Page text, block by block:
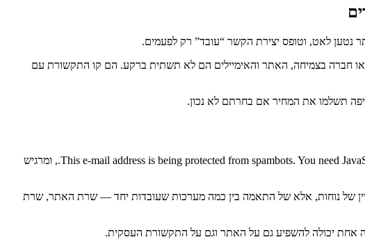
נטען לאט, וטופס יצירת הקשר “עובד” רק לפעמים.
או חברה בצמיחה, האתר והאימיילים הם לא תשתית ברקע. הם קו התקשורת עם
תשלמו את המחיר אם בחרתם לא נכון.
This e-mail address is being protected from spambots. You need , ומרגיש
של נוחות, אלא של התאמה בין כמה מערכות שעובדות יחד — שרת האתר, שרת
אחת יכולה להשפיע גם על האתר וגם על התקשורת העסקית.